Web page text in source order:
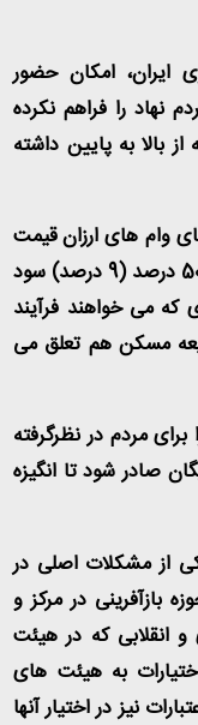
ایران، امکان حضور
نهاد را فراهم نکرده
بالا به پایین داشته
وام های ارزان قیمت
برای تسهیل در فرایندهای نوسازی، گفت: 50 درصد (9 درصد) سود
که می خواهند فرآیند
مسکن هم تعلق می
مردم در نظرگرفته
صادر شود تا انگیزه
از مشکلات اصلی در
بازآفرینی در مرکز و
انقلابی که در هیئت
به هیئت های
نیز در اختیار آنها